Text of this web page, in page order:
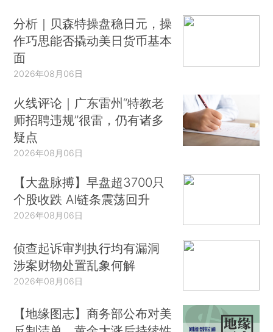
分析｜贝森特操盘稳日元，操
作巧思能否撬动美日货币基本
面
2026年08月06日
火线评论｜广东雷州“特教老
师招聘违规”很雷，仍有诸多
疑点
2026年08月06日
【大盘脉搏】早盘超3700只
个股收跌 AI链条震荡回升
2026年08月06日
侦查起诉审判执行均有漏洞
涉案财物处置乱象何解
2026年08月06日
【地缘图志】商务部公布对美